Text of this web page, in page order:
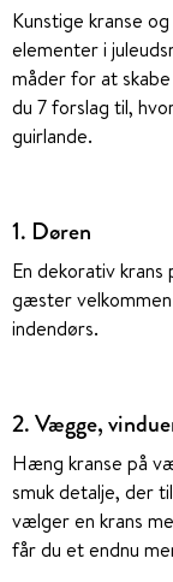
Kunstige kranse
elementer i
måder for at
du 7 forslag til,
guirlande.
1. Døren
En dekorativ krans
gæster velkommen
indendørs.
2. Vægge,
Hæng kranse på
smuk detalje, der
vælger en krans
får du et endnu